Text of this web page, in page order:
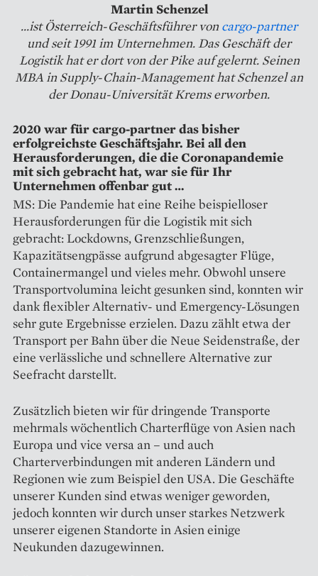
Martin Schenzel
...ist Österreich-Geschäftsführer voncargo-partner
und seit 1991 im Unternehmen. Das Geschäft der
Logistik hat er dort von der Pike auf gelernt. Seinen
MBA in Supply-Chain-Management hat Schenzel an
der Donau-Universität Krems erworben.
2020 war für cargo-partner das bisher
erfolgreichste Geschäftsjahr. Bei all den
Herausforderungen, die die Coronapandemie
mit sich gebracht hat, war sie für Ihr
Unternehmen offenbar gut …
MS: Die Pandemie hat eine Reihe beispielloser
Herausforderungen für die Logistik mit sich
gebracht: Lockdowns, Grenzschließungen,
Kapazitätsengpässe aufgrund abgesagter Flüge,
Containermangel und vieles mehr. Obwohl unsere
Transport­volumina leicht gesunken sind, konnten wir
dank flexibler Alternativ- und Emergency-Lösungen
sehr gute Ergebnisse erzielen. Dazu zählt etwa der
Transport per Bahn über die Neue Seidenstraße, der
eine ver­lässliche und schnellere Alternative zur
Seefracht darstellt.
Zusätzlich bieten wir für dringende Transporte
mehrmals wöchentlich Charterflüge von Asien nach
Europa und vice versa an – und auch
Charterverbindungen mit anderen Ländern und
Regionen wie zum Beispiel den USA. Die Geschäfte
unserer Kunden sind etwas weniger ­geworden,
jedoch konnten wir durch unser starkes Netzwerk
unserer eigenen Standorte in Asien einige
Neukunden dazugewinnen.